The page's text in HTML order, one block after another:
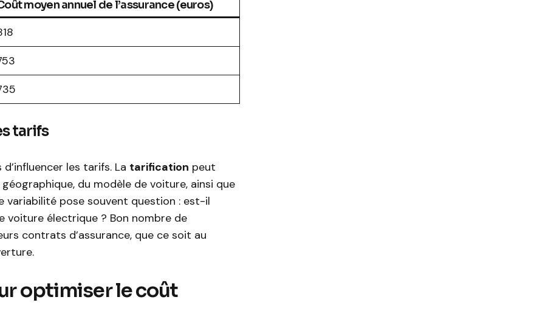
moyen annuel de l’assurance (euros)
tarifs
les tarifs. La tarification peut
du modèle de voiture, ainsi que
variabilité pose souvent question : est-il
voiture électrique ? Bon nombre de
contrats d’assurance, que ce soit au
optimiser le coût